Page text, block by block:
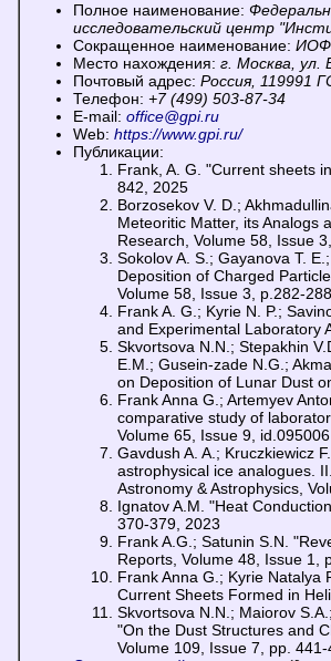
Полное наименование:
исследовательский центр
Сокращенное наименование:
Место нахождения: г. Москва, ул.
Почтовый адрес: Россия, 119991
Телефон: +7 (499) 503-87-34
E-mail: office@gpi.ru
Web: https://www.gpi.ru/
Публикации:
Frank, A. G. "Current sheets
842, 2025
Borzosekov V. D.;
Meteoritic Matter, its Analogs
Research, Volume 58, Issue
Sokolov A. S.; Gayanova T.
Deposition of Charged
Volume 58, Issue 3, p.282-
Frank A. G.; Kyrie N. P.;
and Experimental Laboratory
Skvortsova N.N.; Stepakhin
E.M.; Gusein-zade N.G.;
on Deposition of Lunar Dust
Frank Anna G.; Artemyev
comparative study of
Volume 65, Issue 9,
Gavdush A. A.; Kruczkiewicz
astrophysical ice analogues.
Astronomy & Astrophysics,
Ignatov A.M. "Heat
370-379, 2023
Frank A.G.; Satunin S.N.
Reports, Volume 48, Issue 1,
Frank Anna G.; Kyrie Natalya
Current Sheets Formed in
Skvortsova N.N.; Maiorov
"On the Dust Structures and
Volume 109, Issue 7, pp.